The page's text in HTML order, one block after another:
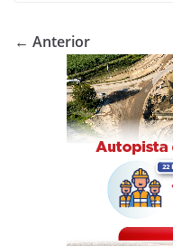
← Anterior